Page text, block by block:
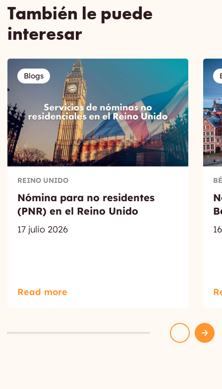
También le puede
interesar
Blogs
REINO UNIDO
Nómina para no residentes
(PNR) en el Reino Unido
17 julio 2026
Read more